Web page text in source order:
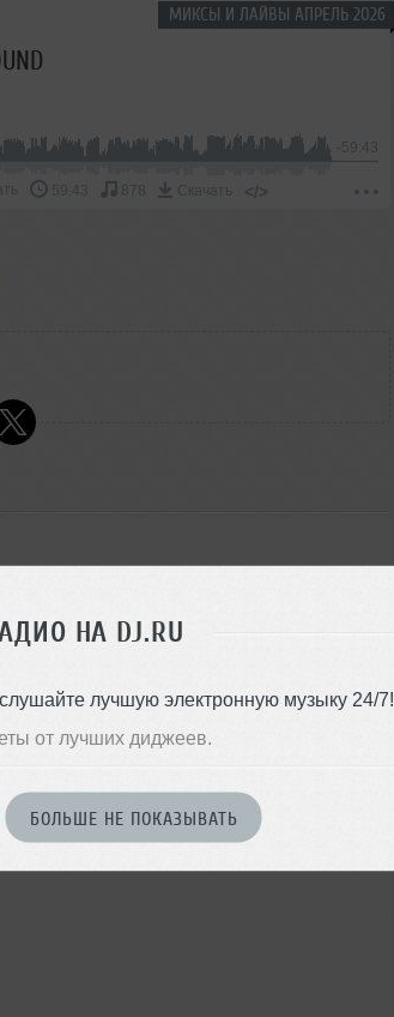
НА DJ.RU
лучшую электронную музыку 24/7!
от лучших диджеев.
БОЛЬШЕ НЕ ПОКАЗЫВАТЬ
МИКСЫ И ЛАЙВЫ АПРЕЛЬ 2026
-59:43
59:43 878 Скачать </>